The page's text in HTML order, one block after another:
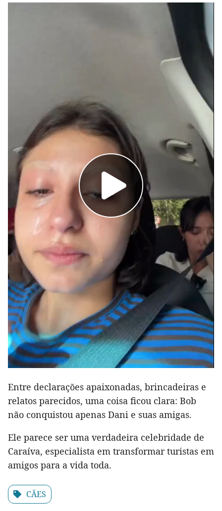
Entre declarações apaixonadas, brincadeiras e
relatos parecidos, uma coisa ficou clara: Bob
não conquistou apenas Dani e suas amigas.
Ele parece ser uma verdadeira celebridade de
Caraíva, especialista em transformar turistas em
amigos para a vida toda.
CÃES